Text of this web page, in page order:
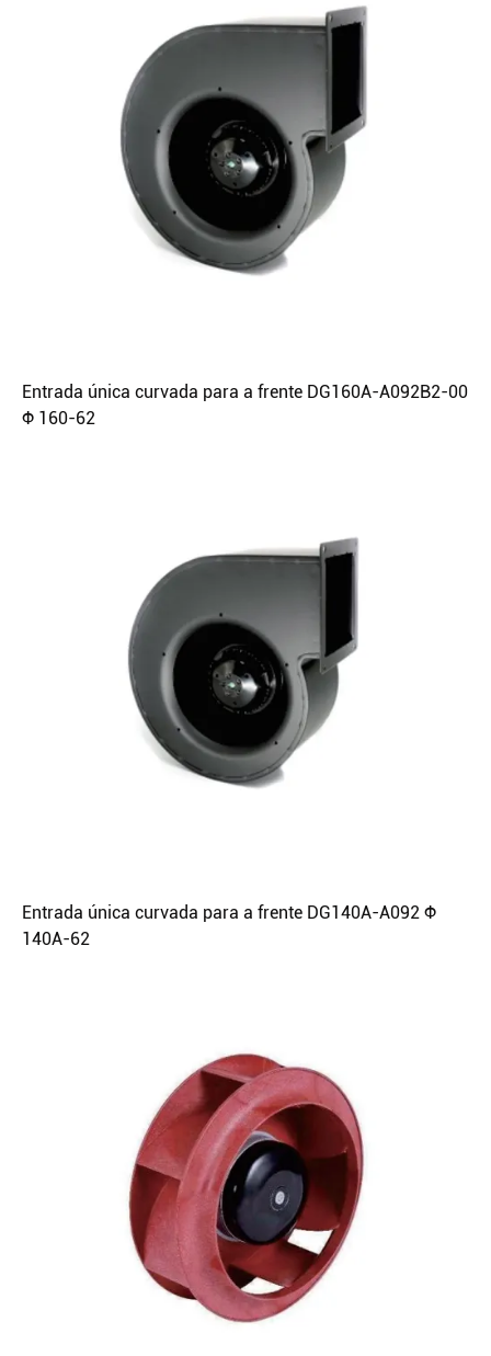
Entrada única curvada para a frente DG160A-A092B2-00
Φ 160-62
Entrada única curvada para a frente DG140A-A092 Φ
140A-62